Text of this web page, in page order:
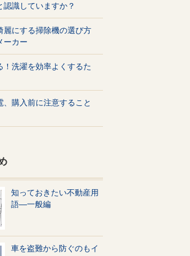
認識していますか？
麗にする掃除機の選び方
ーカー
！洗濯を効率よくするた
、購入前に注意すること
知っておきたい不動産用
語—一般編
車を盗難から防ぐのもイ